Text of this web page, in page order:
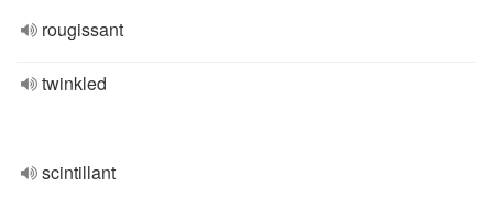
rougissant
twinkled
scintillant